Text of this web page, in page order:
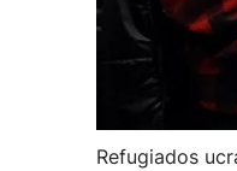
Refugiados